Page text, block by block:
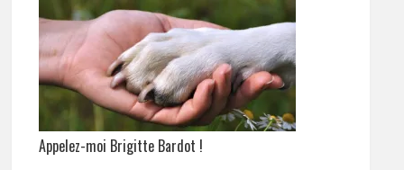
Appelez-moi Brigitte Bardot !